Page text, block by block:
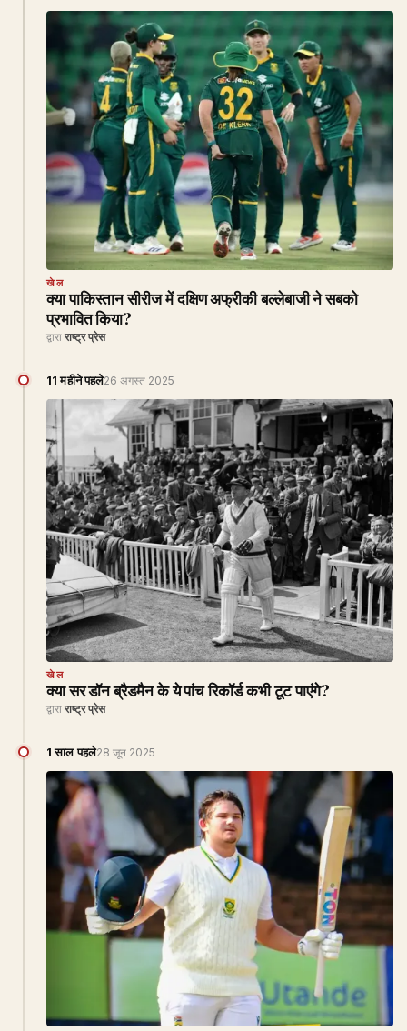
खेल
क्या पाकिस्तान सीरीज में दक्षिण अफ्रीकी बल्लेबाजी ने सबको
प्रभावित किया?
द्वारा राष्ट्र प्रेस
11 महीने पहले26 अगस्त 2025
खेल
क्या सर डॉन ब्रैडमैन के ये पांच रिकॉर्ड कभी टूट पाएंगे?
द्वारा राष्ट्र प्रेस
1 साल पहले28 जून 2025